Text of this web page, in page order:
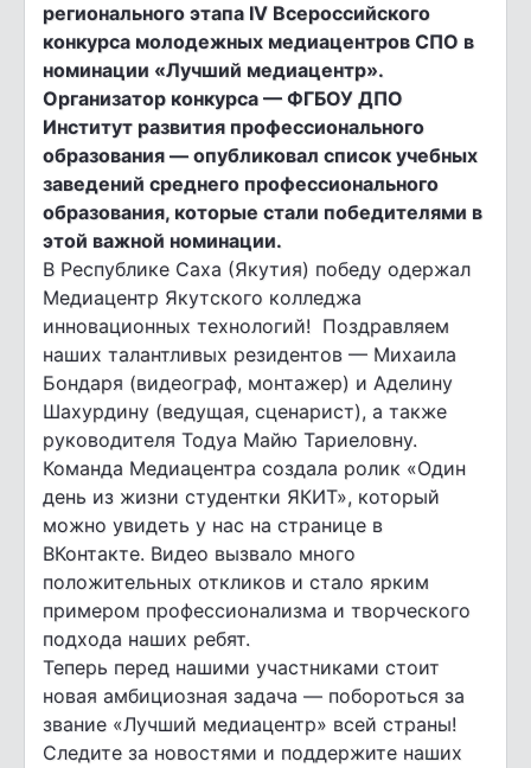
регионального этапа IV Всероссийского
конкурса молодежных медиацентров СПО в
номинации «Лучший медиацентр».
Организатор конкурса — ФГБОУ ДПО
Институт развития профессионального
образования — опубликовал список учебных
заведений среднего профессионального
образования, которые стали победителями в
этой важной номинации.
В Республике Саха (Якутия) победу одержал
Медиацентр Якутского колледжа
инновационных технологий! Поздравляем
наших талантливых резидентов — Михаила
Бондаря (видеограф, монтажер) и Аделину
Шахурдину (ведущая, сценарист), а также
руководителя Тодуа Майю Тариеловну.
Команда Медиацентра создала ролик «Один
день из жизни студентки ЯКИТ», который
можно увидеть у нас на странице в
ВКонтакте. Видео вызвало много
положительных откликов и стало ярким
примером профессионализма и творческого
подхода наших ребят.
Теперь перед нашими участниками стоит
новая амбициозная задача — побороться за
звание «Лучший медиацентр» всей страны!
Следите за новостями и поддержите наших